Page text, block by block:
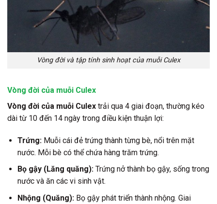
Vòng đời và tập tính sinh hoạt của muỗi Culex
Vòng đời của muỗi Culex
Vòng đời của muỗi Culex trải qua 4 giai đoạn, thường kéo
dài từ 10 đến 14 ngày trong điều kiện thuận lợi:
Trứng:Muỗi cái đẻ trứng thành từng bè, nổi trên mặt
nước. Mỗi bè có thể chứa hàng trăm trứng.
Bọ gậy (Lăng quăng):Trứng nở thành bọ gậy, sống trong
nước và ăn các vi sinh vật.
Nhộng (Quăng):Bọ gậy phát triển thành nhộng. Giai